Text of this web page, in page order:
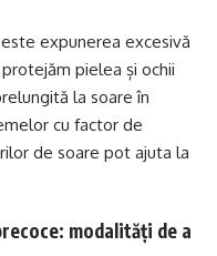
expunerea excesivă
pielea și ochii
la soare în
cu factor de
de soare pot ajuta la
modalități de a